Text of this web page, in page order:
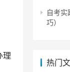
理
自考实
巧）
热门